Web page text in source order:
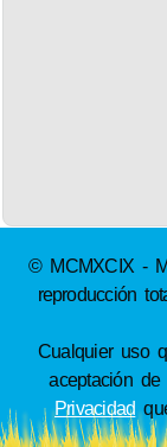
© MCMXCIX -
reproducción
Cualquier uso
aceptación
Privacidad